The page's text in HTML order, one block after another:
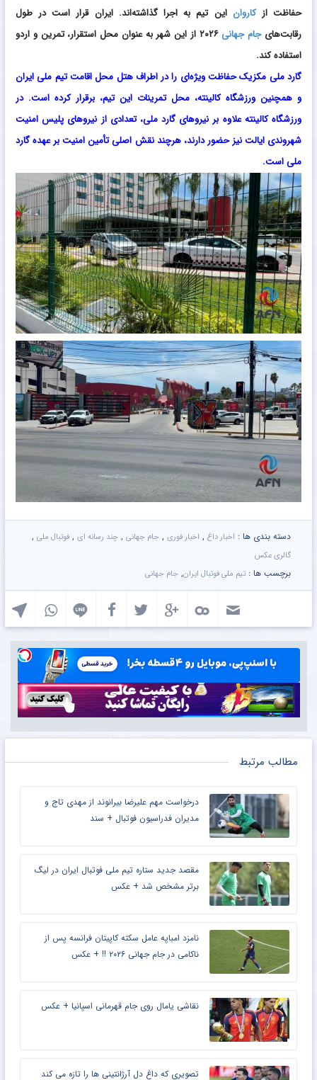
حفاظت ازکاروان این تیم به اجرا گذاشته‌اند. ایران قرار است در طول
رقابت‌هایجام جهانی
۲۰۲۶ از این شهر به عنوان محل استقرار، تمرین و اردو
استفاده کند.
گارد ملی مکزیک حفاظت ویژه‌ای را در اطراف هتل محل اقامت تیم ملی ایران
و همچنین ورزشگاه کالینته، محل تمرینات این تیم، برقرار کرده است. در
ورزشگاه کالینته علاوه بر نیروهای گارد ملی، تعدادی از نیروهای پلیس امنیت
شهروندی ایالت نیز حضور دارند، هرچند نقش اصلی تأمین امنیت بر عهده گارد
ملی است.
دسته بندی ها : اخبار داغ , اخبار فوری , جام جهانی , چند رسانه ای , فوتبال ملی ,
گالری عکس
برچسب ها : تیم ملی فوتبال ایران, جام جهانی
مطالب مرتبط
درخواست مهم علیرضا بیرانوند از مهدی تاج و
مدیران فدراسیون فوتبال + سند
مقصد جدید ستاره تیم ملی فوتبال ایران در لیگ
برتر مشخص شد + عکس
نامزد امباپه عامل سکته کاپیتان فرانسه پس از
ناکامی در جام جهانی ۲۰۲۶ !! + عکس
نقاشی یامال روی جام قهرمانی اسپانیا + عکس
تصویری که داغ دل آرژانتینی ها را تازه می کند